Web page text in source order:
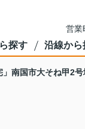
営
探す 沿線から
」南国市大そね甲2